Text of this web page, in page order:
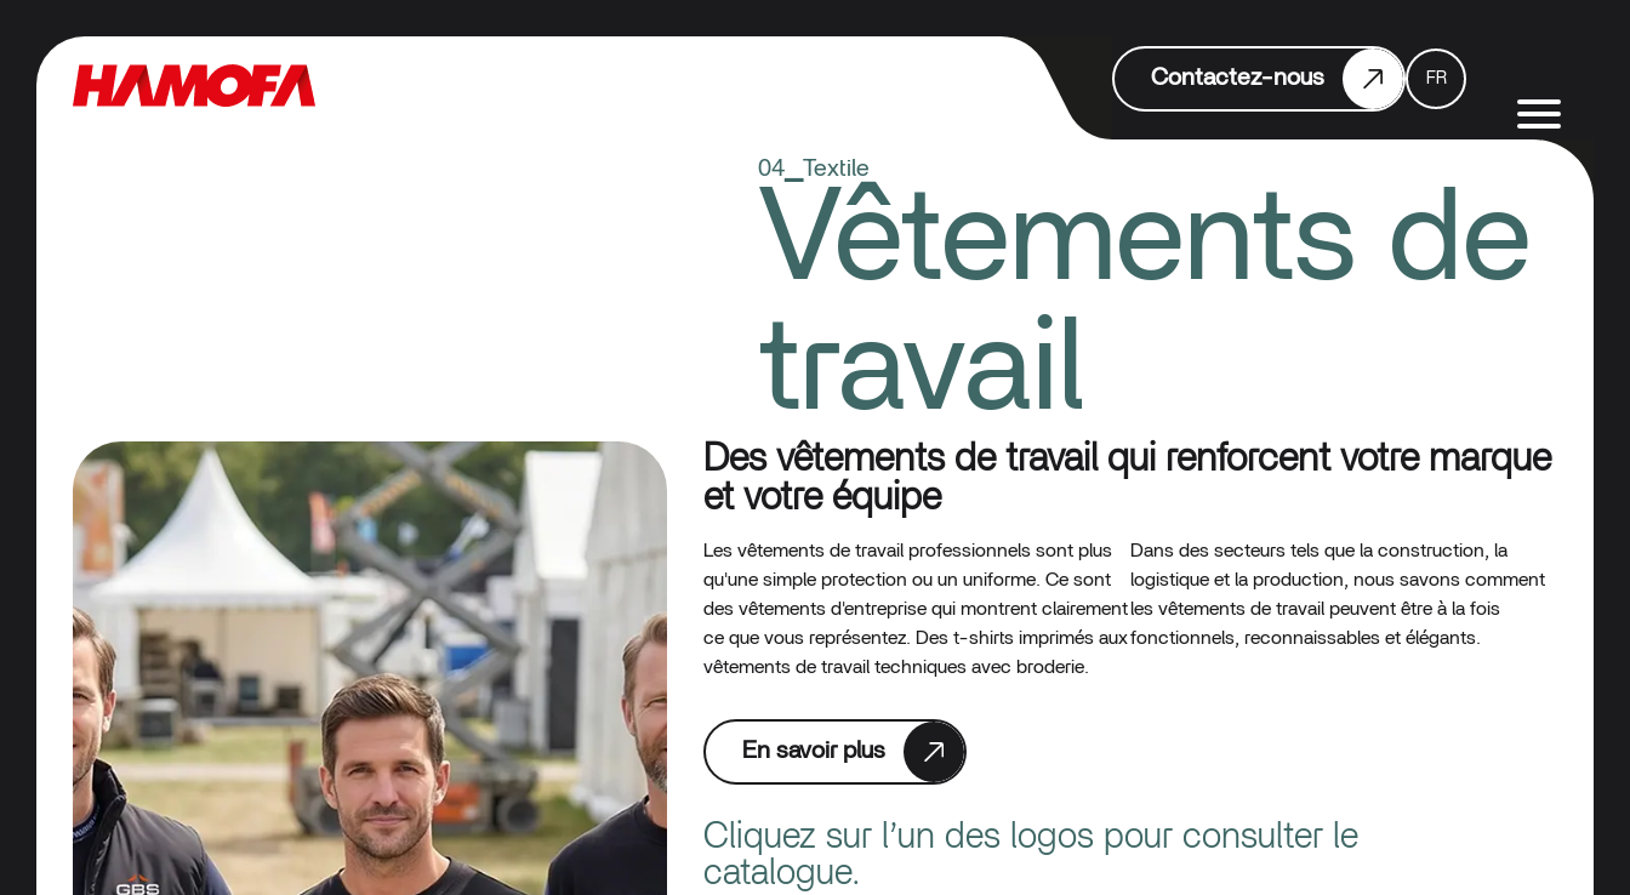
Contactez-nous FR
04▁Textile
Vêtements de
travail
Des vêtements de travail qui renforcent votre marque
et votre équipe
Les vêtements de travail professionnels sont plus
qu'une simple protection ou un uniforme. Ce sont
des vêtements d'entreprise qui montrent clairement
ce que vous représentez. Des t-shirts imprimés aux
vêtements de travail techniques avec broderie.
Dans des secteurs tels que la construction, la
logistique et la production, nous savons comment
les vêtements de travail peuvent être à la fois
fonctionnels, reconnaissables et élégants.
En savoir plus
Cliquez sur l’un des logos pour consulter le
catalogue.